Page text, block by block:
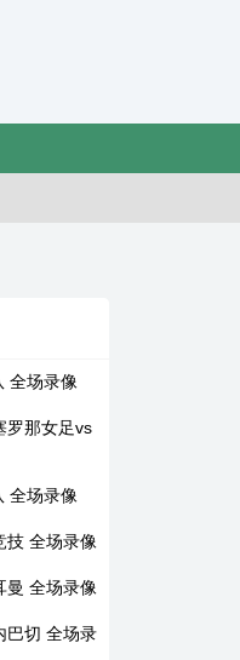
全场录像
罗那女足vs
全场录像
技 全场录像
曼 全场录像
巴切 全场录